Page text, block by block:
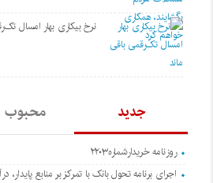
نرخ بیکاری بهار امسال
جدید محبوب
روزنامه خریدارشماره۲۲۰۳
اجرای برنامه تحول بانک با تمرکز بر منابع